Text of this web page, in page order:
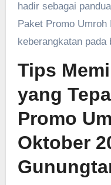
hadir sebagai
Paket Promo Umroh
keberangkatan pada
Tips
yang
Promo
Oktober